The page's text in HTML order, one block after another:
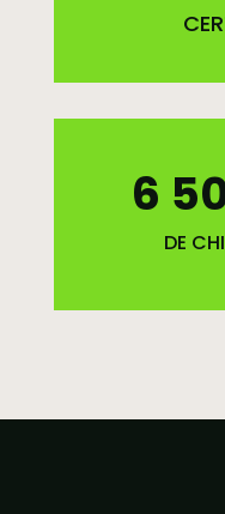
6
DE